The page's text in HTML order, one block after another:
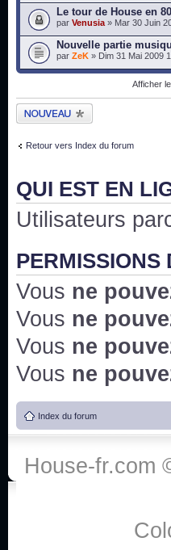
Le tour de House en
par Venusia » Mar 30 Juin
Nouvelle partie
par ZeK » Dim 31 Mai 2009
Afficher
Publier un nouveau
sujet
Retour vers Index du forum
QUI EST EN
Utilisateurs
PERMISSIONS
Vous ne
Vous ne
Vous ne
Vous ne
Index du forum
House-fr.com